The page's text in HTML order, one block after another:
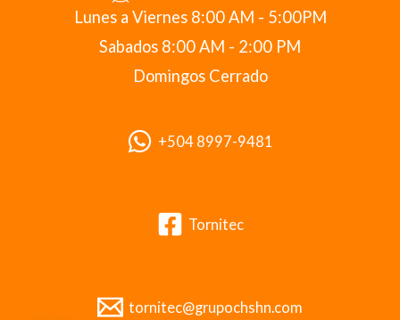
Lunes a Viernes 8:00 AM - 5:00PM
Sabados 8:00 AM - 2:00 PM
Domingos Cerrado
+504 8997-9481
Tornitec
tornitec@grupochshn.com